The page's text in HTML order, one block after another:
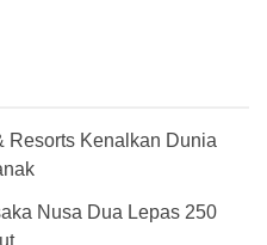
Resorts Kenalkan Dunia
Nusa Dua Lepas 250